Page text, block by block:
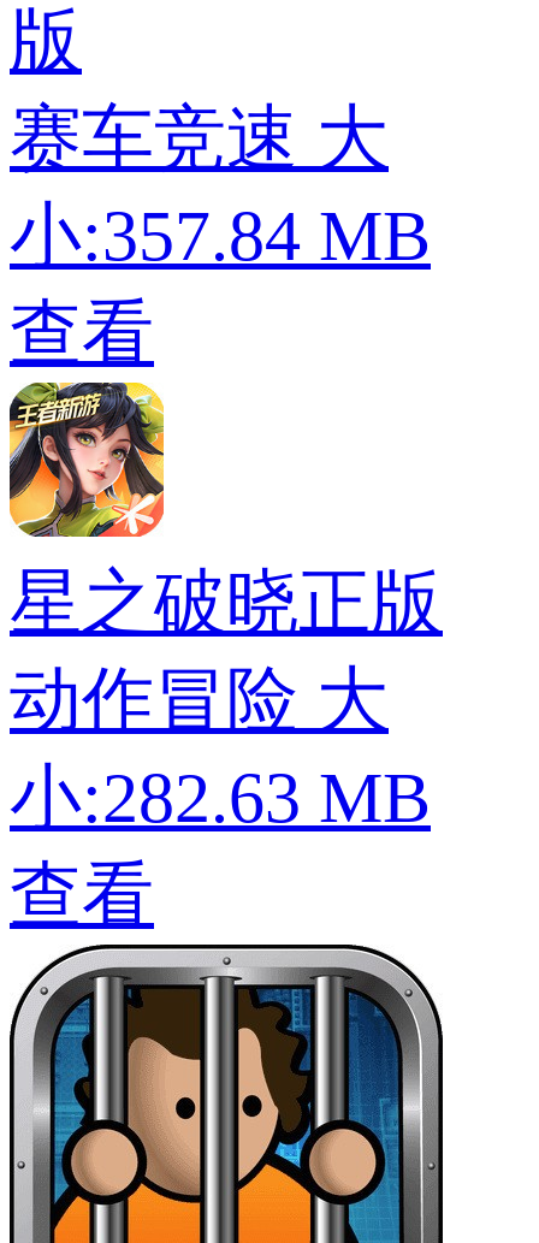
版
赛车竞速 大
小:357.84 MB
查看
星之破晓正版
动作冒险 大
小:282.63 MB
查看